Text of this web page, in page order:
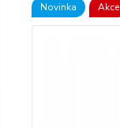
Novinka Akce